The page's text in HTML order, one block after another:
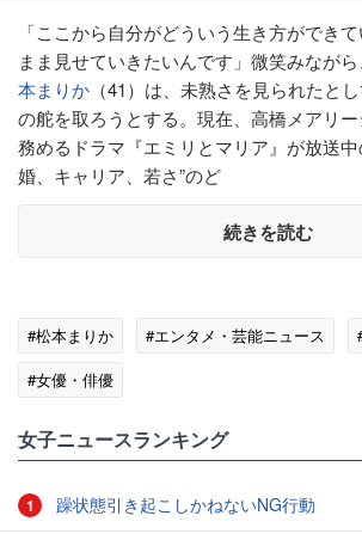
「ここから自分がどういう生き方ができ
まま見せていきたいんです」微笑みなが
本まりか （41）は、未熟さを見られたと
の舵を取ろうとする。現在、高橋メアリ
務めるドラマ『エミリとマリア』が放送
婚、キャリア、若さ”のど
続きを読む
#松本まりか #エンタメ・芸能ニュース
#女優・俳優
女子ニュースランキング
1 躁状態引き起こしかねないNG行動